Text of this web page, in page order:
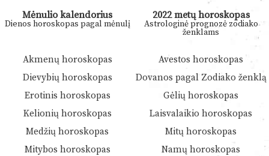
Mėnulio kalendorius
Dienos horoskopas pagal mėnulį
2022 metų horoskopas
Astrologinė prognozė zodiako
ženklams
Akmenų horoskopas
Avestos horoskopas
Dievybių horoskopas
Dovanos pagal Zodiako ženklą
Erotinis horoskopas
Gėlių horoskopas
Kelionių horoskopas
Laisvalaikio horoskopas
Medžių horoskopas
Mitų horoskopas
Mitybos horoskopas
Namų horoskopas